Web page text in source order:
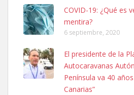
Ninfa perdida
El día 5 se los perdió una ninfa papillera,
calle, se perdió por la zon...
Leales.org » Gran Canaria
6.7.2025
COVID-19: ¿Qué es
mentira?
6 septiembre, 2020
El presidente de la
Autocaravanas
Península va 40
Canarias”